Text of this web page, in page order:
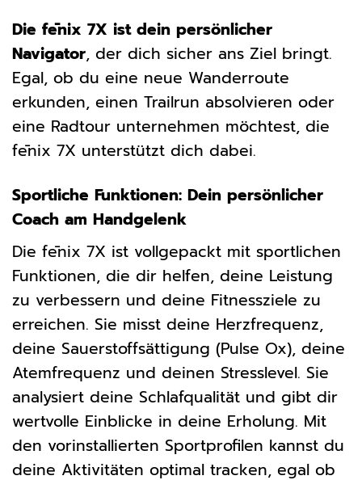
Die fēnix 7X ist dein persönlicher
Navigator, der dich sicher ans Ziel bringt.
Egal, ob du eine neue Wanderroute
erkunden, einen Trailrun absolvieren oder
eine Radtour unternehmen möchtest, die
fēnix 7X unterstützt dich dabei.
Sportliche Funktionen: Dein persönlicher
Coach am Handgelenk
Die fēnix 7X ist vollgepackt mit sportlichen
Funktionen, die dir helfen, deine Leistung
zu verbessern und deine Fitnessziele zu
erreichen. Sie misst deine Herzfrequenz,
deine Sauerstoffsättigung (Pulse Ox), deine
Atemfrequenz und deinen Stresslevel. Sie
analysiert deine Schlafqualität und gibt dir
wertvolle Einblicke in deine Erholung. Mit
den vorinstallierten Sportprofilen kannst du
deine Aktivitäten optimal tracken, egal ob